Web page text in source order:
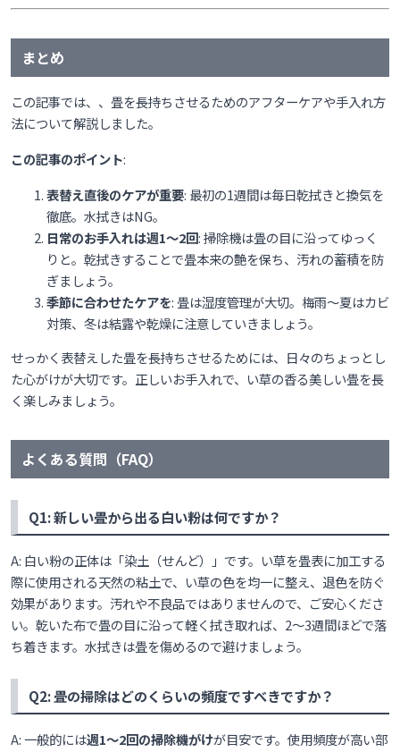
まとめ
この記事では、、畳を長持ちさせるためのアフターケアや手入れ方
法について解説しました。
この記事のポイント:
表替え直後のケアが重要: 最初の1週間は毎日乾拭きと換気を
徹底。水拭きはNG。
日常のお手入れは週1〜2回: 掃除機は畳の目に沿ってゆっく
りと。乾拭きすることで畳本来の艶を保ち、汚れの蓄積を防
ぎましょう。
季節に合わせたケアを: 畳は湿度管理が大切。梅雨〜夏はカビ
対策、冬は結露や乾燥に注意していきましょう。
せっかく表替えした畳を長持ちさせるためには、日々のちょっとし
た心がけが大切です。正しいお手入れで、い草の香る美しい畳を長
く楽しみましょう。
よくある質問（FAQ）
Q1: 新しい畳から出る白い粉は何ですか？
A: 白い粉の正体は「染土（せんど）」です。い草を畳表に加工する
際に使用される天然の粘土で、い草の色を均一に整え、退色を防ぐ
効果があります。汚れや不良品ではありませんので、ご安心くださ
い。乾いた布で畳の目に沿って軽く拭き取れば、2〜3週間ほどで落
ち着きます。水拭きは畳を傷めるので避けましょう。
Q2: 畳の掃除はどのくらいの頻度ですべきですか？
A: 一般的には週1〜2回の掃除機がけが目安です。使用頻度が高い部